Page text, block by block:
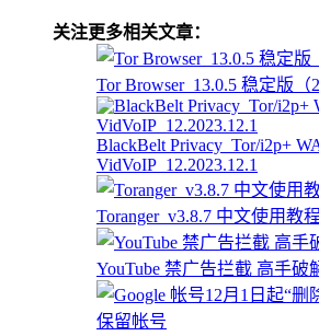
关注更多相关文章：
Tor Browser_13.0.5 稳定版（
BlackBelt Privacy_Tor/i2p+
VidVoIP_12.2023.12.1
Toranger_v3.8.7 中文使用教
YouTube 禁广告拦截 高手破